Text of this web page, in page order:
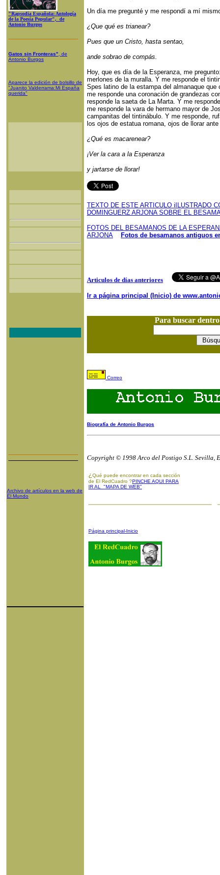
"Rapsodia Española: Antología
de la Poesía Popular", de
Antonio Burgos
Gatos sin Fronteras" , de
Antonio Burgos
Aparece la edición de bolsillo de
"Juanito Valderrama:Mi España
querida"
Archivo de artículos en la web de
El Mundo
Un día me pregunté y me respondí a mí
¿Que qué es trianear?
Pues que un Cristo, hasta sentao,
ande sobrao de compás.
Hoy, que es día de la Esperanza, me
merlones de la muralla. Y me responde el
Spes latino de la estampa del almanaque
me responde una coronación de grandezas
responde la saeta de La Marta. Y me
me responde la vara de hermano mayor de
campanitas del tintinábulo. Y me responde,
los ojos de estatua romana, ojos de llorar
¿Qué es macarenear?
¡Ver la cara a la Esperanza
y jartarse de llorar!
TEXTO DE ESTE ARTICULO iILUSTRADO
DOMINGUERZ ARJONA SOBRE EL
FOTOS DEL BESAMANOS DE LA
ARJONA
Fotos de besamanos antiguos
Articulos de días anteriores
Ir a página principal (Inicio) de
Para buscar
Correo
Biografía de Antonio Burgos
Copyright © 1998 Arco del Postigo S.L. Sevilla,
¿ Qué puede encontrar en cada sección
de El RedCuadro ?PINCHE AQUI PARA
IR AL "MAPA DE WEB"
Página principal-Inicio